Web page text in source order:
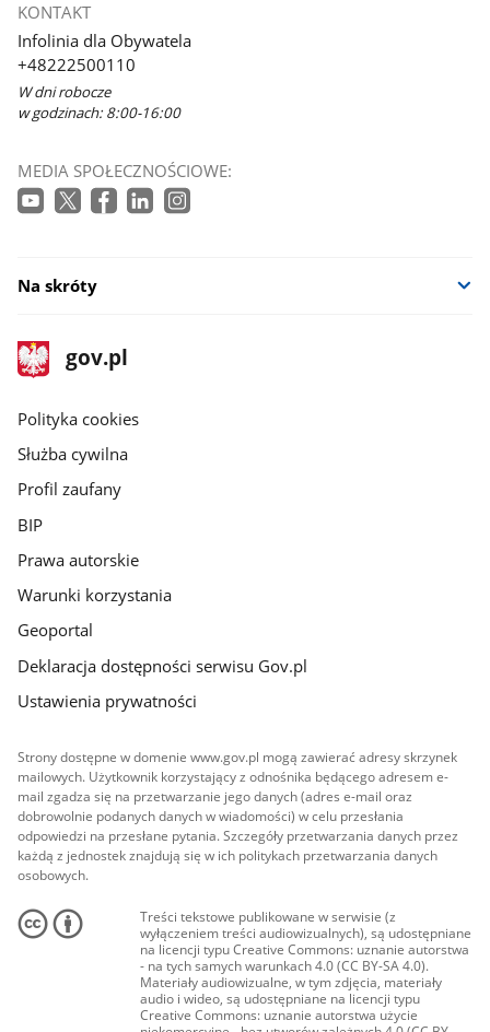
KONTAKT
Infolinia dla Obywatela
+48222500110
W dni robocze
w godzinach: 8:00-16:00
MEDIA SPOŁECZNOŚCIOWE:
Na skróty
stopka
gov.pl
Strona
gov.pl
gov.pl
Polityka cookies
Służba cywilna
Profil zaufany
BIP
Prawa autorskie
Warunki korzystania
Geoportal
Deklaracja dostępności serwisu Gov.pl
Ustawienia prywatności
Strony dostępne w domenie www.gov.pl mogą zawierać adresy skrzynek
mailowych. Użytkownik korzystający z odnośnika będącego adresem e-
mail zgadza się na przetwarzanie jego danych (adres e-mail oraz
dobrowolnie podanych danych w wiadomości) w celu przesłania
odpowiedzi na przesłane pytania. Szczegóły przetwarzania danych przez
każdą z jednostek znajdują się w ich politykach przetwarzania danych
osobowych.
Treści tekstowe publikowane w serwisie (z
wyłączeniem treści audiowizualnych), są udostępniane
na licencji typu Creative Commons: uznanie autorstwa
- na tych samych warunkach 4.0 (CC BY-SA 4.0).
Materiały audiowizualne, w tym zdjęcia, materiały
audio i wideo, są udostępniane na licencji typu
Creative Commons: uznanie autorstwa użycie